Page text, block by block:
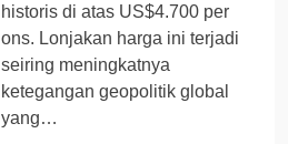
historis di atas US$4.700 per
ons. Lonjakan harga ini terjadi
seiring meningkatnya
ketegangan geopolitik global
yang…